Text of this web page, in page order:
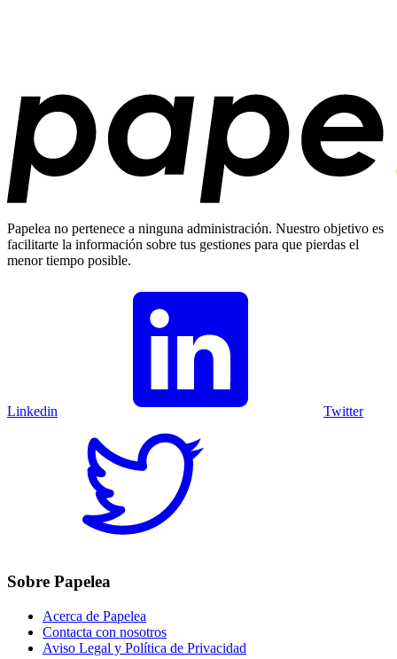
Papelea no pertenece a ninguna administración. Nuestro objetivo es
facilitarte la información sobre tus gestiones para que pierdas el
menor tiempo posible.
Linkedin Twitter
Sobre Papelea
Acerca de Papelea
Contacta con nosotros
Aviso Legal y Política de Privacidad